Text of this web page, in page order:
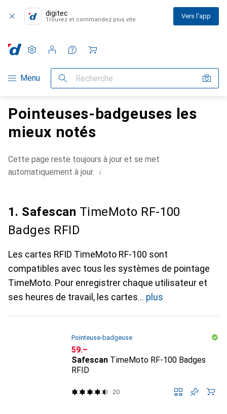
digitec
Trouvez et commandez plus vite Vers l'app
Navigation par catégorie
Menu Recherche
Paramètres
Compte client
Listes de comparaison
Listes d'envies
Panier
Pointeuses-badgeuses les
mieux notés
Cette page reste toujours à jour et se met
automatiquement à jour. i
1. Safescan TimeMoto RF-100
Badges RFID
Les cartes RFID TimeMoto RF-100 sont
compatibles avec tous les systèmes de pointage
TimeMoto. Pour enregistrer chaque utilisateur et
ses heures de travail, les cartes
plus
Pointeuse-badgeuse
CHF
59.–
Safescan TimeMoto RF-100 Badges
RFID
20